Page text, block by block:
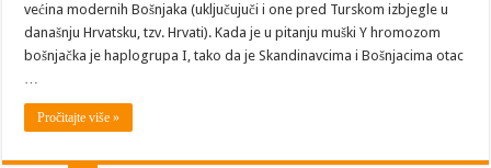
većina modernih Bošnjaka (uključujuči i one pred Turskom izbjegle u
današnju Hrvatsku, tzv. Hrvati). Kada je u pitanju muški Y hromozom
bošnjačka je haplogrupa I, tako da je Skandinavcima i Bošnjacima otac
…
Pročitajte više »